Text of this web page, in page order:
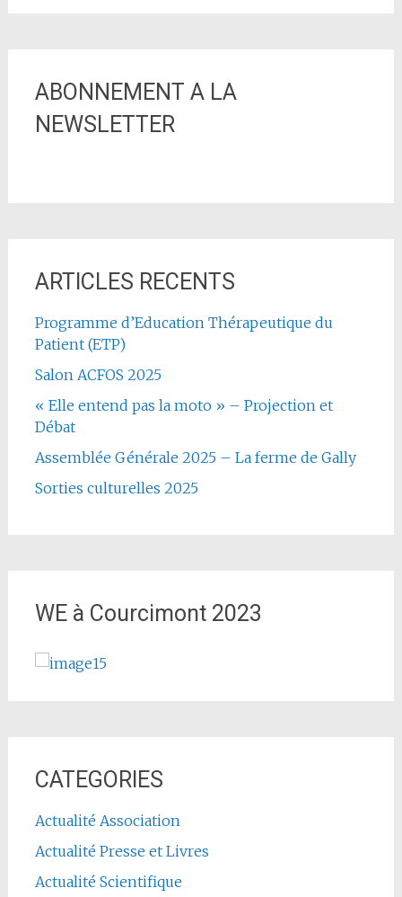
ABONNEMENT A LA
NEWSLETTER
ARTICLES RECENTS
Programme d’Education Thérapeutique du
Patient (ETP)
Salon ACFOS 2025
« Elle entend pas la moto » – Projection et
Débat
Assemblée Générale 2025 – La ferme de Gally
Sorties culturelles 2025
WE à Courcimont 2023
CATEGORIES
Actualité Association
Actualité Presse et Livres
Actualité Scientifique